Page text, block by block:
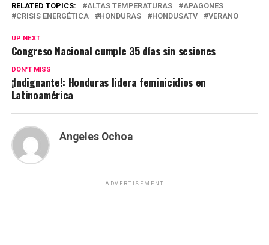
RELATED TOPICS: ALTAS TEMPERATURAS
APAGONES
CRISIS ENERGÉTICA
HONDURAS HONDUSATV VERANO
UP NEXT
Congreso Nacional cumple 35 días sin sesiones
DON'T MISS
¡Indignante!: Honduras lidera feminicidios en
Latinoamérica
Angeles Ochoa
ADVERTISEMENT